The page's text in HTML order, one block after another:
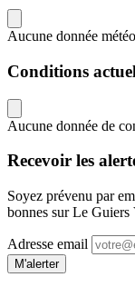
Aucune donnée
Conditions
Aucune donnée de
Recevoir les
Soyez prévenu par
bonnes sur Le Guiers
Adresse email
M'alerter